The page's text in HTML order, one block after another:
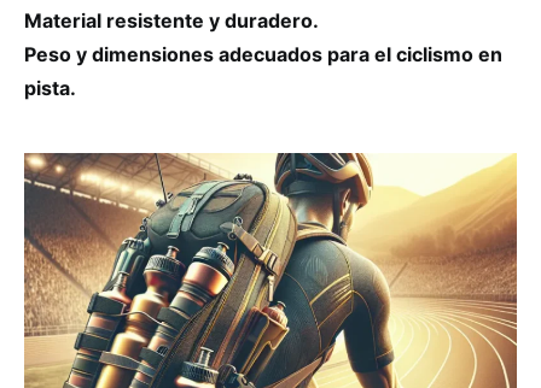
Material resistente y duradero.
Peso y dimensiones adecuados para el ciclismo en
pista.